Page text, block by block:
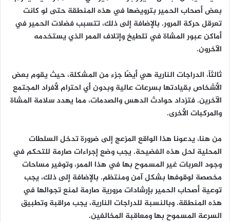
بعض أصحاب الحمير بترويضها في هذه المنطقة حتى لو كانت
تعرقل حركة المرور. بالإضافة إلى ذلك، تتسبب فضلات الحمير في
أماكن عبور المشاة في تلطيخ وإتلاف الممر الذي يستخدمه
الآخرون.
ثالثاً، الدراجات النارية هي أيضًا جزء من المشكلة، حيث يقوم بعض
الأشخاص بقيادتها بسرعات عالية وبدون أي احترام لأفراد المجتمع
الآخرين. فتزداد حوادث الدهس والصدمات، مما يهدد سلامة المشاة
والمركبات الأخرى.
من هنا، يدعونا هذا الواقع المزعج إلى ضرورة تدخل السلطات
المحلية لحل هذه الفضيحة. يجب وضع إجراءات صارمة للتحكم في
وجود العربات غير المسموح بها في هذا الممر، وتوفير مساحات
مخصصة لوقوفها بشكل آمن ومنتظم. بالإضافة إلى ذلك، يجب
توعية أصحاب الحمير بإرشادات مرورية صارمة لمنع تجوالها في
هذه المنطقة. وبالنسبة للدراجات النارية، يجب مراقبة وتطبيق
السرعة المسموح بها ومعاقبة المخالفين.